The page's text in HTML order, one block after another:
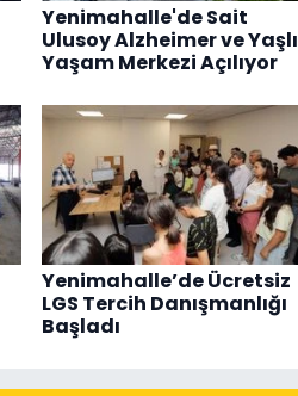
Yenimahalle'de Sait
Ulusoy Alzheimer ve Yaşlı
Yaşam Merkezi Açılıyor
Yenimahalle’de Ücretsiz
LGS Tercih Danışmanlığı
Başladı